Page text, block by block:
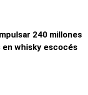
240 millones
en whisky escocés